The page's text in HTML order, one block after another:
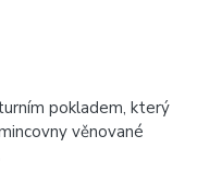
pokladem, který
věnované